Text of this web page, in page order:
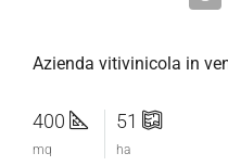
Azienda vitivinicola in
400
mq
51
ha